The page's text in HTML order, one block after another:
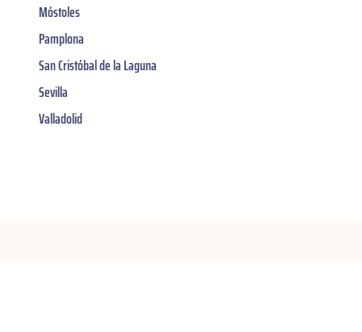
Móstoles
Pamplona
San Cristóbal de la Laguna
Sevilla
Valladolid